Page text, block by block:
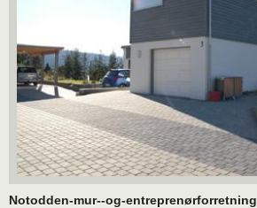
Notodden-mur--og-entreprenørforretning